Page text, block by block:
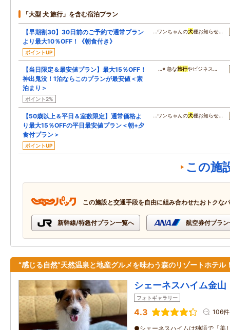
「大型 犬 旅行」を含む宿泊プラン
【早期割30】30日前のご予約で通常プラン
より最大10％OFF！《朝食付き》
ポイントUP
…ワンちゃんの犬種お知らせ…
【当日限定＆最安値プラン】最大15％OFF！
神出鬼没！1泊ならこのプランが最安値＜素
泊まり＞
ポイント2%
…※ 急な旅行やビジネス…
【50歳以上＆平日＆室数限定】通常価格よ
り最大15％OFFの平日最安値プラン＜朝+夕
食付プラン＞
ポイントUP
…ワンちゃんの犬種お知らせ…
この施
この施設と交通手段を自由に組み合わせたおトクな
新幹線/特急付プラン一覧へ 航空券付プラ
“感じる自然”天然温泉と地産グルメを味わう森のリゾートホテル
シェーネスハイム金山
フォトギャラリー
4.3 106件
●シェーネスハイムは独語で「美